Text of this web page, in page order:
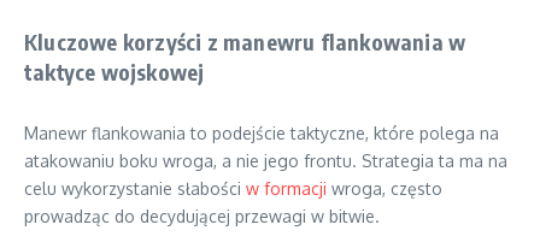
Kluczowe korzyści z manewru flankowania w
taktyce wojskowej
Manewr flankowania to podejście taktyczne, które polega na
atakowaniu boku wroga, a nie jego frontu. Strategia ta ma na
celu wykorzystanie słabości w formacji wroga, często
prowadząc do decydującej przewagi w bitwie.